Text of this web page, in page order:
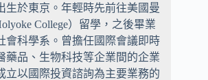
生於東京。年輕時先前往美國曼
College）留學，之後畢業
會科學系。曾擔任國際會議即時
藥品、生物科技等企業間的企業
立以國際投資諮詢為主要業務的